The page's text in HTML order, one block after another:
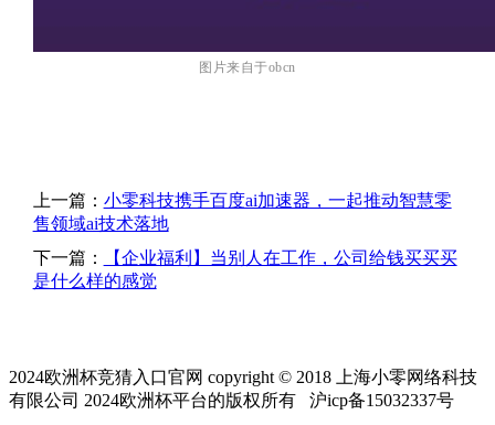
图片来自于obcn
上一篇： 小零科技携手百度ai加速器，一起推动智慧零
售领域ai技术落地
下一篇：
【企业福利】当别人在工作，公司给钱买买买
是什么样的感觉
2024欧洲杯竞猜入口官网 copyright © 2018 上海小零网络科技
有限公司 2024欧洲杯平台的版权所有 沪icp备15032337号